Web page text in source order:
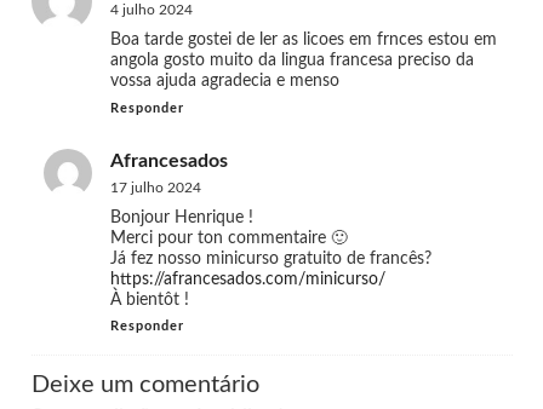
4 julho 2024
Boa tarde gostei de ler as licoes em frnces estou em
angola gosto muito da lingua francesa preciso da
vossa ajuda agradecia e menso
Responder
Afrancesados
17 julho 2024
Bonjour Henrique !
Merci pour ton commentaire 🙂
Já fez nosso minicurso gratuito de francês?
https://afrancesados.com/minicurso/
À bientôt !
Responder
Deixe um comentário